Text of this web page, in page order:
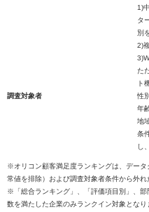
1)
タ
別
2)
た
ト
調査対象者
性
年
地
条
し
※オリコン顧客満足度ランキングは、デー
常値を排除）および調査対象者条件から外れ
※「総合ランキング」、「評価項目別」、
数を満たした企業のみランクイン対象とな